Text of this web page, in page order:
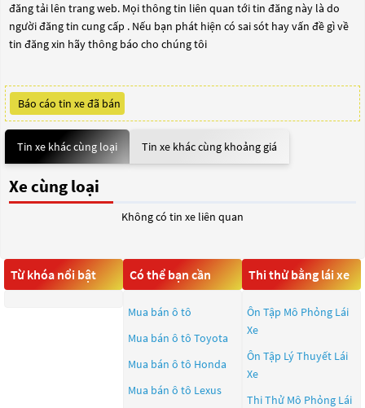
đăng tải lên trang web. Mọi thông tin liên quan tới tin đăng này là do
người đăng tin cung cấp . Nếu bạn phát hiện có sai sót hay vấn đề gì về
tin đăng xin hãy thông báo cho chúng tôi
Báo cáo tin xe đã bán
Tin xe khác cùng loại Tin xe khác cùng khoảng giá
Xe cùng loại
Không có tin xe liên quan
Từ khóa nổi bật Có thể bạn cần
Mua bán ô tô
Mua bán ô tô Toyota
Mua bán ô tô Honda
Mua bán ô tô Lexus
Thi thử bằng lái xe
Ôn Tập Mô Phỏng Lái
Xe
Ôn Tập Lý Thuyết Lái
Xe
Thi Thử Mô Phỏng Lái